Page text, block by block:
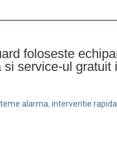
foloseste
service-ul gratuit
alarma, interventie rapida